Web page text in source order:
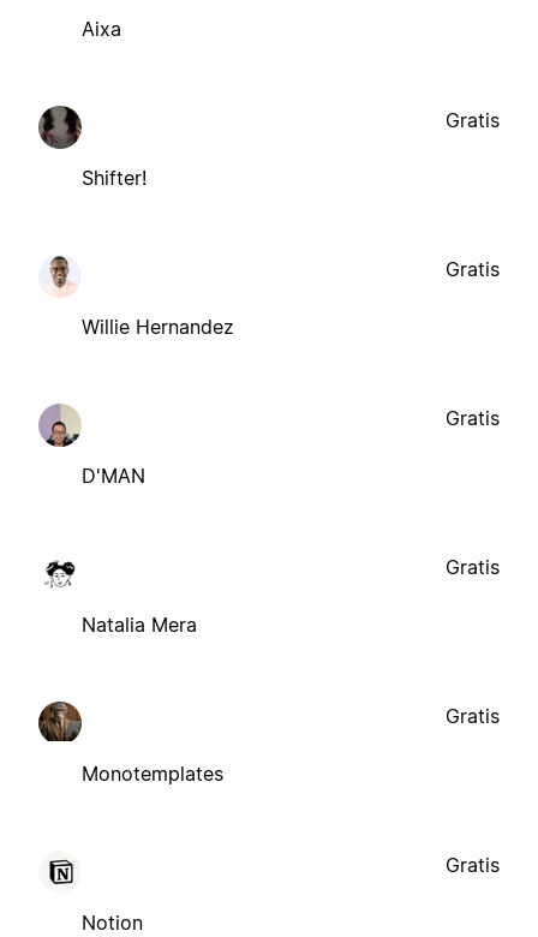
Aixa
Shifter!
Gratis
Willie Hernandez
Gratis
D'MAN
Gratis
Natalia Mera
Gratis
Monotemplates
Gratis
Notion
Gratis